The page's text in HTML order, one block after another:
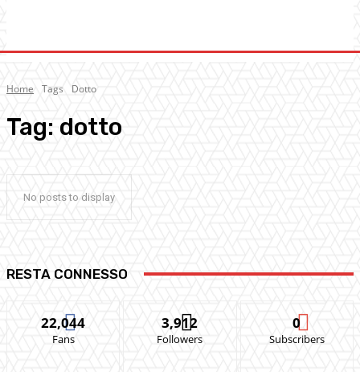
Home Tags Dotto
Tag: dotto
No posts to display
RESTA CONNESSO
22,044
Fans
3,912
Followers
0
Subscribers